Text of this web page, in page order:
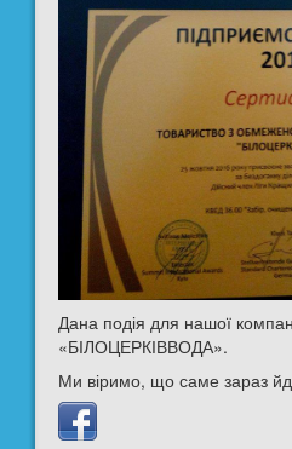
Дана подія для нашої
«БІЛОЦЕРКІВВОДА».
Ми віримо, що саме зараз йде